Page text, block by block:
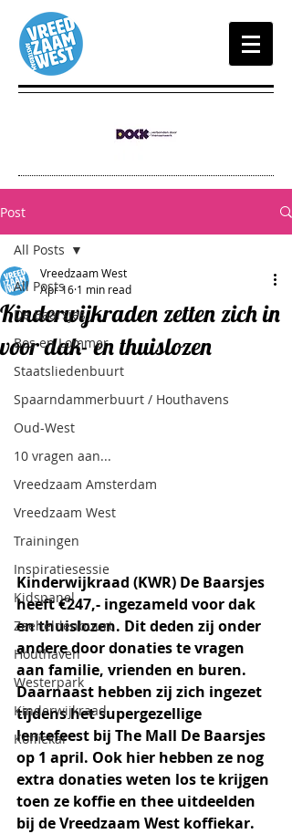
Post
All Posts
De Baarsjes
Bos en Lommer
Staatsliedenbuurt
Spaarndammerbuurt / Houthavens
Oud-West
10 vragen aan...
Vreedzaam Amsterdam
Vreedzaam West
Trainingen
Inspiratiesessie
Kidspanel
Zeeheldenbuurt
Houthaven
Westerpark
Kinderwijkraad
Koffiekar
All Posts
Kinderwijkraden zetten zich in
voor dak- en thuislozen
Vreedzaam West
Apr 16 1 min read
Kinderwijkraad (KWR) De Baarsjes
heeft €247,- ingezameld voor dak
en thuislozen. Dit deden zij onder
andere door donaties te vragen
aan familie, vrienden en buren.
Daarnaast hebben zij zich ingezet
tijdens het supergezellige
lentefeest bij The Mall De Baarsjes
op 1 april. Ook hier hebben ze nog
extra donaties weten los te krijgen
toen ze koffie en thee uitdeelden
bij de Vreedzaam West koffiekar.